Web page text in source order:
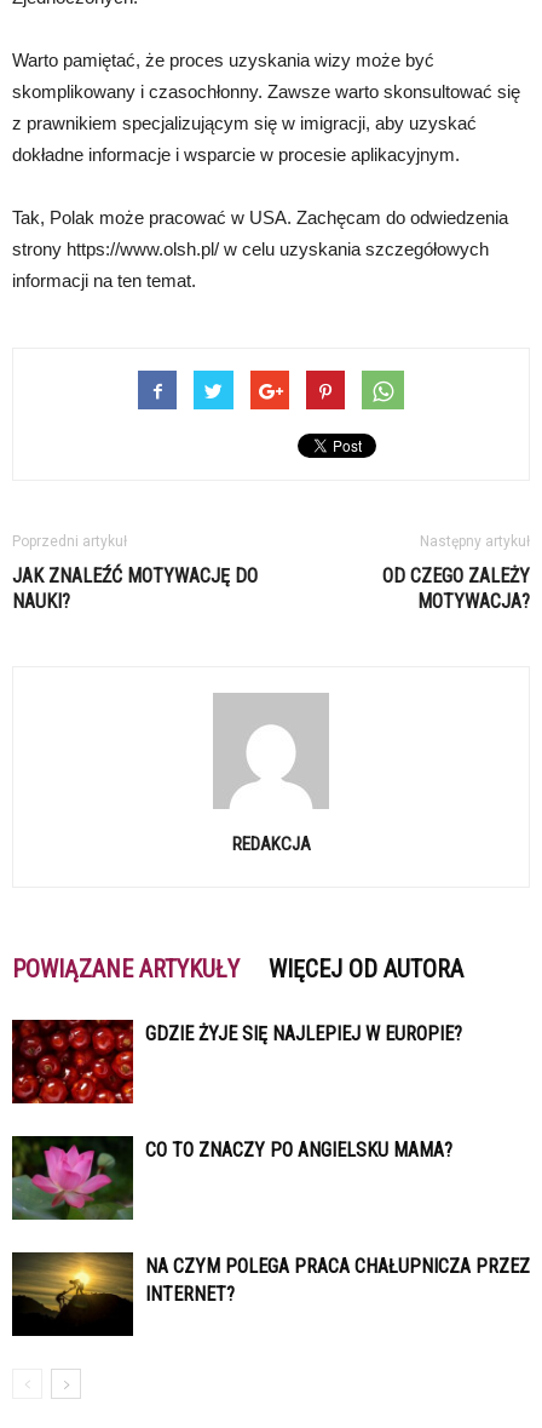
Warto pamiętać, że proces uzyskania wizy może być
skomplikowany i czasochłonny. Zawsze warto skonsultować się
z prawnikiem specjalizującym się w imigracji, aby uzyskać
dokładne informacje i wsparcie w procesie aplikacyjnym.
Tak, Polak może pracować w USA. Zachęcam do odwiedzenia
strony https://www.olsh.pl/ w celu uzyskania szczegółowych
informacji na ten temat.
Poprzedni artykuł
JAK ZNALEŹĆ MOTYWACJĘ DO
NAUKI?
Następny artykuł
OD CZEGO ZALEŻY
MOTYWACJA?
REDAKCJA
POWIĄZANE ARTYKUŁY WIĘCEJ OD AUTORA
GDZIE ŻYJE SIĘ NAJLEPIEJ W EUROPIE?
CO TO ZNACZY PO ANGIELSKU MAMA?
NA CZYM POLEGA PRACA CHAŁUPNICZA PRZEZ
INTERNET?